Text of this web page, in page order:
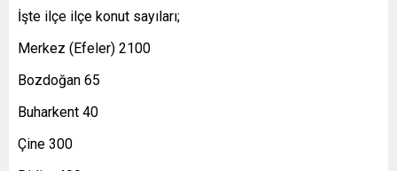
İşte ilçe ilçe konut sayıları;
Merkez (Efeler) 2100
Bozdoğan 65
Buharkent 40
Çine 300